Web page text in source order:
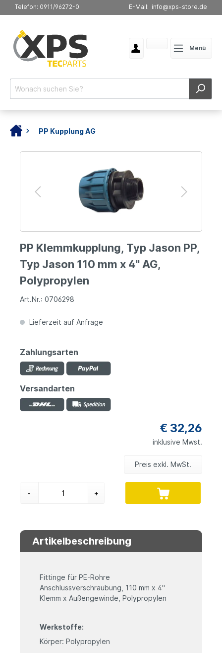
Telefon: 0911/96272-0 E-Mail: info@xps-store.de
Menü
PP Kupplung AG
PP Klemmkupplung, Typ Jason PP,
Typ Jason 110 mm x 4" AG,
Polypropylen
Art.Nr.: 0706298
Lieferzeit auf Anfrage
Zahlungsarten
Versandarten
€ 32,26
inklusive Mwst.
Preis exkl. MwSt.
- +
Artikelbeschreibung
Fittinge für PE-Rohre
Anschlussverschraubung, 110 mm x 4"
Klemm x Außengewinde, Polypropylen
Werkstoffe:
Körper: Polypropylen